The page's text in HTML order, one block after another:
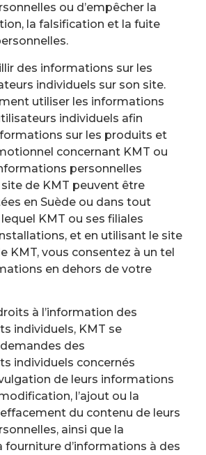
ou d’empêcher la
la falsification et la fuite
des informations sur les
individuels sur son site.
utiliser les informations
individuels afin
sur les produits et
concernant KMT ou
personnelles
de KMT peuvent être
en Suède ou dans tout
KMT ou ses filiales
et en utilisant le site
KMT, vous consentez à un tel
en dehors de votre
à l’information des
individuels, KMT se
des
individuels concernés
de leurs informations
l’ajout ou la
du contenu de leurs
ainsi que la
fourniture d’informations à des